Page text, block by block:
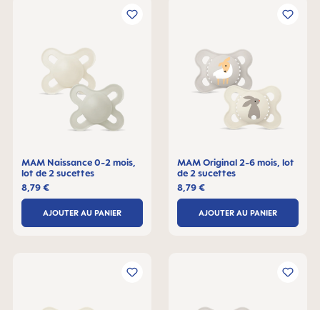
MAM Naissance 0-2 mois,
lot de 2 sucettes
8,79 €
AJOUTER AU PANIER
MAM Original 2-6 mois, lot
de 2 sucettes
8,79 €
AJOUTER AU PANIER